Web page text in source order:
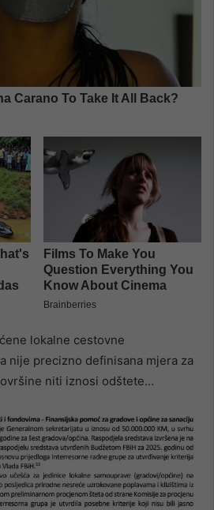
lokalne cestovne
nije precizno definisana mjera za
niti iznosi odštete…